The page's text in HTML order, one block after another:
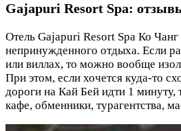
Gajapuri Resort Spa:
Отель Gajapuri Resort Spa Ко
непринужденного отдыха. Если
или виллах, то можно вообще
При этом, если хочется куда-то
дороги на Кай Бей идти 1 минуту,
кафе, обменники, турагентства,